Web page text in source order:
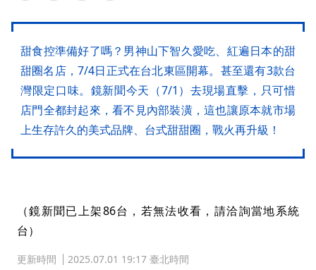
甜食控準備好了嗎？男神山下智久愛吃、紅遍日本的甜
甜圈名店，7/4日正式在台北東區開幕。甚至還有3款台
灣限定口味。鏡新聞今天（7/1）去現場直擊，只可惜
店門全都封起來，看不見內部裝潢，這也讓原本就市場
上生存許久的美式品牌、台式甜甜圈，戰火再升級！
（鏡新聞已上架86台，若無法收看，請洽詢當地系統
台）
更新時間 2025.07.01 19:17 臺北時間